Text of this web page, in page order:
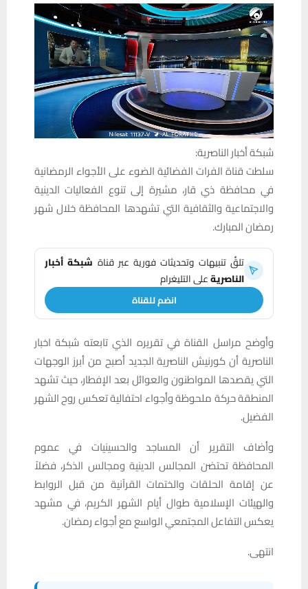
شبكة أخبار الناصرية:
سلطت قناة الفرات الفضائية الضوء على الأجواء الرمضانية
في محافظة ذي قار، مشيرة إلى تنوع الفعاليات الدينية
والاجتماعية والثقافية التي تشهدها المحافظة خلال شهر
رمضان المبارك.
تلقَّ تنبيهات وتحديثات فورية عبر قناة شبكة أخبار
الناصريةعلى التليغرام
انضم للقناة
وأوضح مراسل القناة في تقريره الذي تابعته شبكة اخبار
الناصرية أن كورنيش الناصرية الجديد أصبح من أبرز الوجهات
التي يقصدها المواطنون والعوائل بعد الإفطار، حيث تشهد
المنطقة حركة ملحوظة وأجواء احتفالية تعكس روح الشهر
الفضيل.
وأضاف التقرير أن المساجد والحسينيات في عموم
المحافظة تحتضن المجالس الدينية ومجالس الذكر، فضلاً
عن إقامة الحلقات والختمات القرآنية من قبل الروابط
والهيئات الإسلامية طوال أيام الشهر الكريم، في مشهد
يعكس التفاعل المجتمعي الواسع مع أجواء رمضان.
انتهى.